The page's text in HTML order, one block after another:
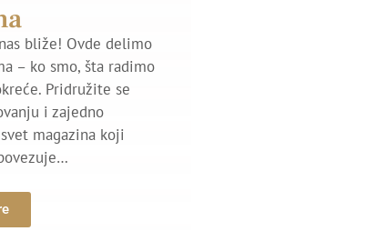
bliže! Ovde delimo
– ko smo, šta radimo
Pridružite se
i zajedno
magazina koji